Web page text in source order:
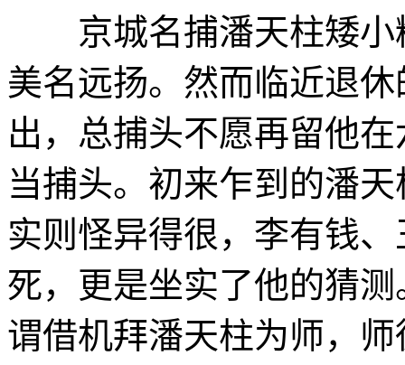
京城名捕潘天柱矮小
美名远扬。然而临近退
出，总捕头不愿再留他
当捕头。初来乍到的潘
实则怪异得很，李有钱
死，更是坐实了他的猜
谓借机拜潘天柱为师，